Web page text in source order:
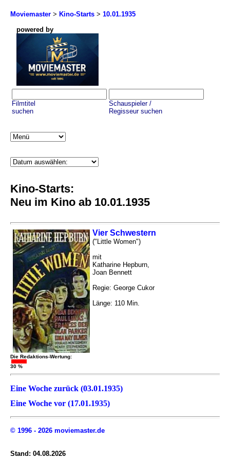
Moviemaster > Kino-Starts > 10.01.1935
powered by
Filmtitel
suchen
Schauspieler /
Regisseur suchen
Kino-Starts:
Neu im Kino ab 10.01.1935
Vier Schwestern
("Little Women")
mit
Katharine Hepburn,
Joan Bennett
Regie: George Cukor
Länge: 110 Min.
Die Redaktions-Wertung:
30 %
Eine Woche zurück (03.01.1935)
Eine Woche vor (17.01.1935)
© 1996 - 2026 moviemaster.de
Stand: 04.08.2026